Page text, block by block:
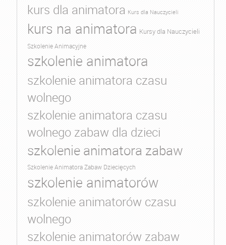
kurs dla animatora Kurs dla Nauczycieli
kurs na animatora Kursy dla Nauczycieli
Szkolenie Animacyjne
szkolenie animatora
szkolenie animatora czasu
wolnego
szkolenie animatora czasu
wolnego zabaw dla dzieci
szkolenie animatora zabaw
Szkolenie Animatora Zabaw Dziecięcych
szkolenie animatorów
szkolenie animatorów czasu
wolnego
szkolenie animatorów zabaw